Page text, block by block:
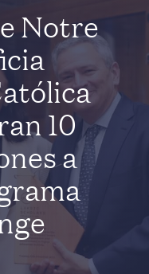
Notre
10
a